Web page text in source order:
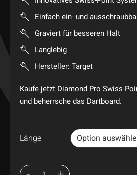
Einfach ein- und
Graviert für besseren Halt
Langlebig
Hersteller: Target
Kaufe jetzt Diamond Pro Swiss
und beherrsche das Dartboard.
Länge